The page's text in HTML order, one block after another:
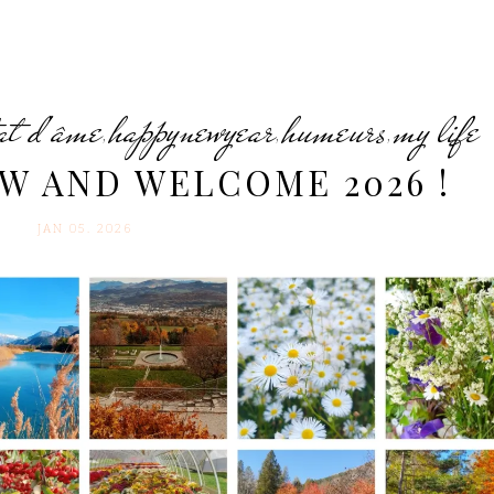
d'âme,happynewyear,humeurs, my life
AND WELCOME 2026 !
JAN 05. 2026